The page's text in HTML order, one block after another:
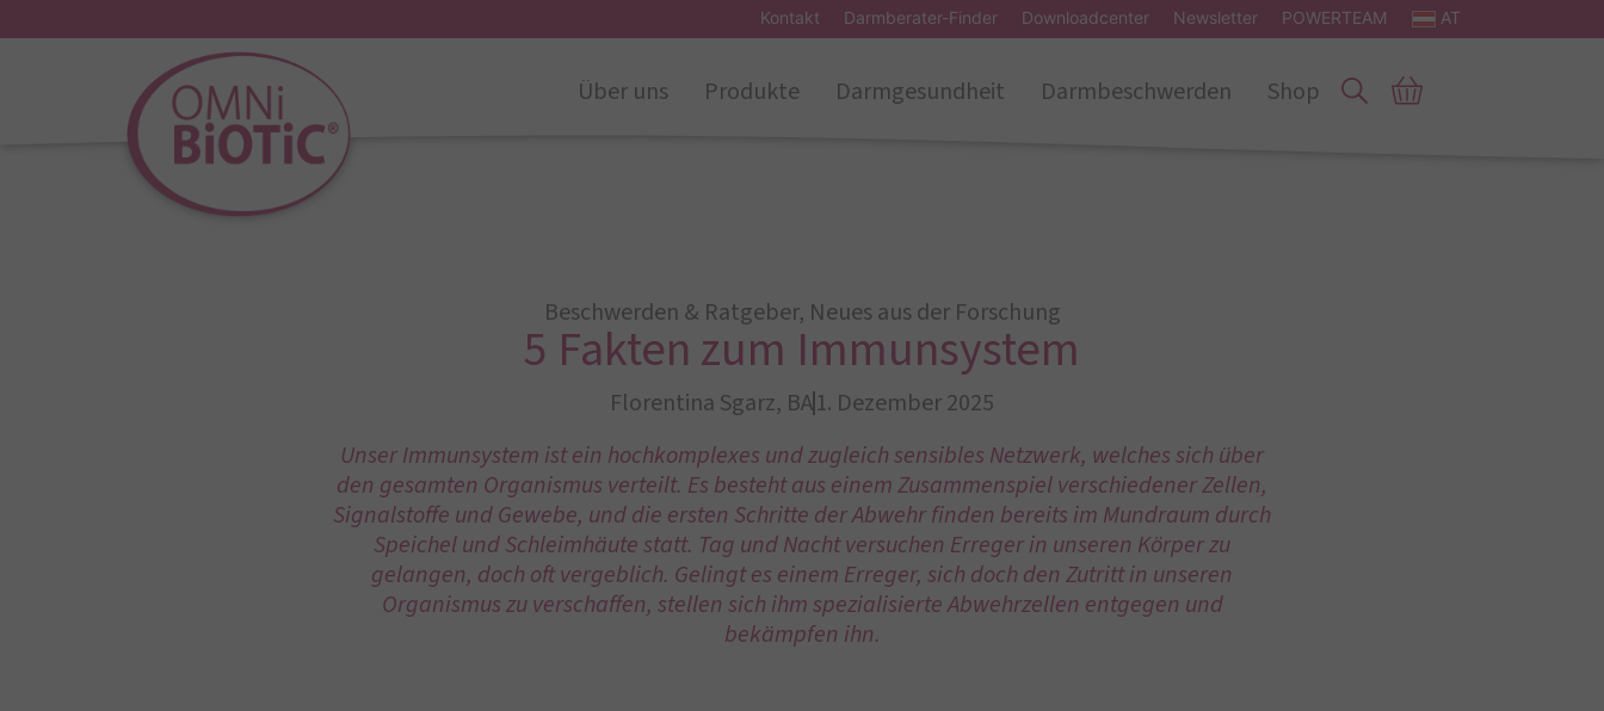
Kontakt Darmberater-Finder Downloadcenter Newsletter POWERTEAM AT
Über uns Produkte Darmgesundheit Darmbeschwerden Shop
Beschwerden & Ratgeber, Neues aus der Forschung
5 Fakten zum Immunsystem
Florentina Sgarz, BA1. Dezember 2025
Unser Immunsystem ist ein hochkomplexes und zugleich sensibles Netzwerk, welches sich über
den gesamten Organismus verteilt. Es besteht aus einem Zusammenspiel verschiedener Zellen,
Signalstoffe und Gewebe, und die ersten Schritte der Abwehr finden bereits im Mundraum durch
Speichel und Schleimhäute statt. Tag und Nacht versuchen Erreger in unseren Körper zu
gelangen, doch oft vergeblich. Gelingt es einem Erreger, sich doch den Zutritt in unseren
Organismus zu verschaffen, stellen sich ihm spezialisierte Abwehrzellen entgegen und
bekämpfen ihn.